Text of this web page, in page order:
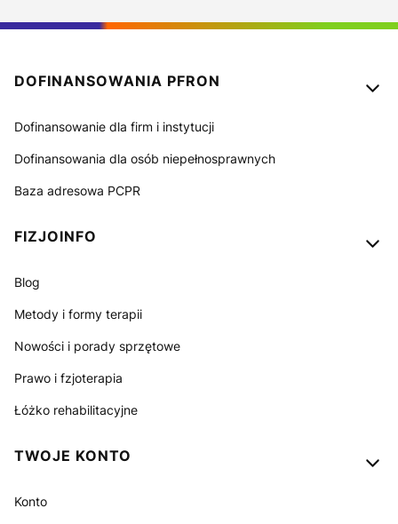
Linki w stopce
DOFINANSOWANIA PFRON
Dofinansowanie dla firm i instytucji
Dofinansowania dla osób niepełnosprawnych
Baza adresowa PCPR
FIZJOINFO
Blog
Metody i formy terapii
Nowości i porady sprzętowe
Prawo i fzjoterapia
Łóżko rehabilitacyjne
TWOJE KONTO
Konto